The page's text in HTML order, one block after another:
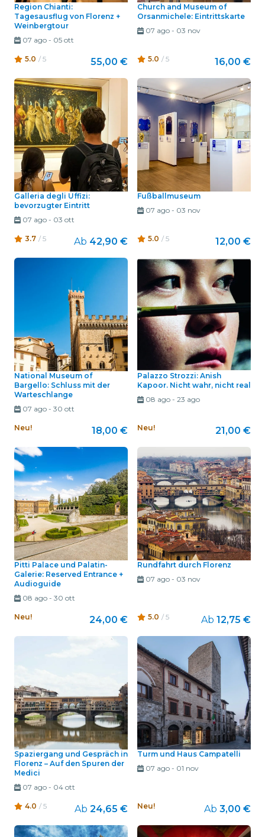
Region Chianti:
Tagesausflug von Florenz +
Weinbergtour
07 ago- 05 ott
5.0 / 5 55,00 €
Church and Museum of
Orsanmichele: Eintrittskarte
07 ago- 03 nov
5.0 / 5 16,00 €
Galleria degli Uffizi:
bevorzugter Eintritt
07 ago- 03 ott
3.7 / 5 Ab 42,90 €
Fußballmuseum
07 ago- 03 nov
5.0 / 5 12,00 €
National Museum of
Bargello: Schluss mit der
Warteschlange
07 ago- 30 ott
Neu! 18,00 €
Palazzo Strozzi: Anish
Kapoor. Nicht wahr, nicht real
08 ago- 23 ago
Neu! 21,00 €
Pitti Palace und Palatin-
Galerie: Reserved Entrance +
Audioguide
08 ago- 30 ott
Neu! 24,00 €
Rundfahrt durch Florenz
07 ago- 03 nov
5.0 / 5 Ab 12,75 €
Spaziergang und Gespräch in
Florenz – Auf den Spuren der
Medici
07 ago- 04 ott
4.0 / 5 Ab 24,65 €
Turm und Haus Campatelli
07 ago- 01 nov
Neu! Ab 3,00 €